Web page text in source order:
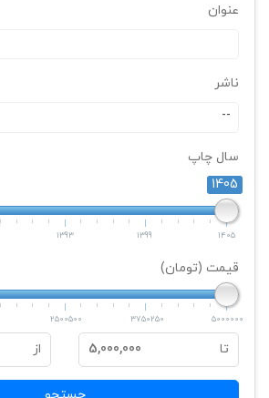
عنوان
ناشر
--
سال چاپ
1405
1393 1399 1405
قیمت (تومان)
2500500 3750250 5000000
تا 5,000,000 از